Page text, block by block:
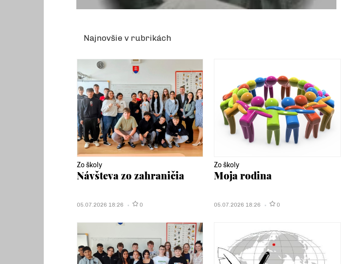
Najnovšie v rubrikách
Zo školy
Návšteva zo zahraničia
05.07.2026 18:26 0
Zo školy
Moja rodina
05.07.2026 18:26 0